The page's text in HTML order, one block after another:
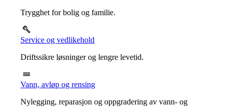
Trygghet for bolig og familie.
Service og vedlikehold
Driftssikre løsninger og lengre levetid.
Vann, avløp og rensing
Nylegging, reparasjon og oppgradering av vann- og